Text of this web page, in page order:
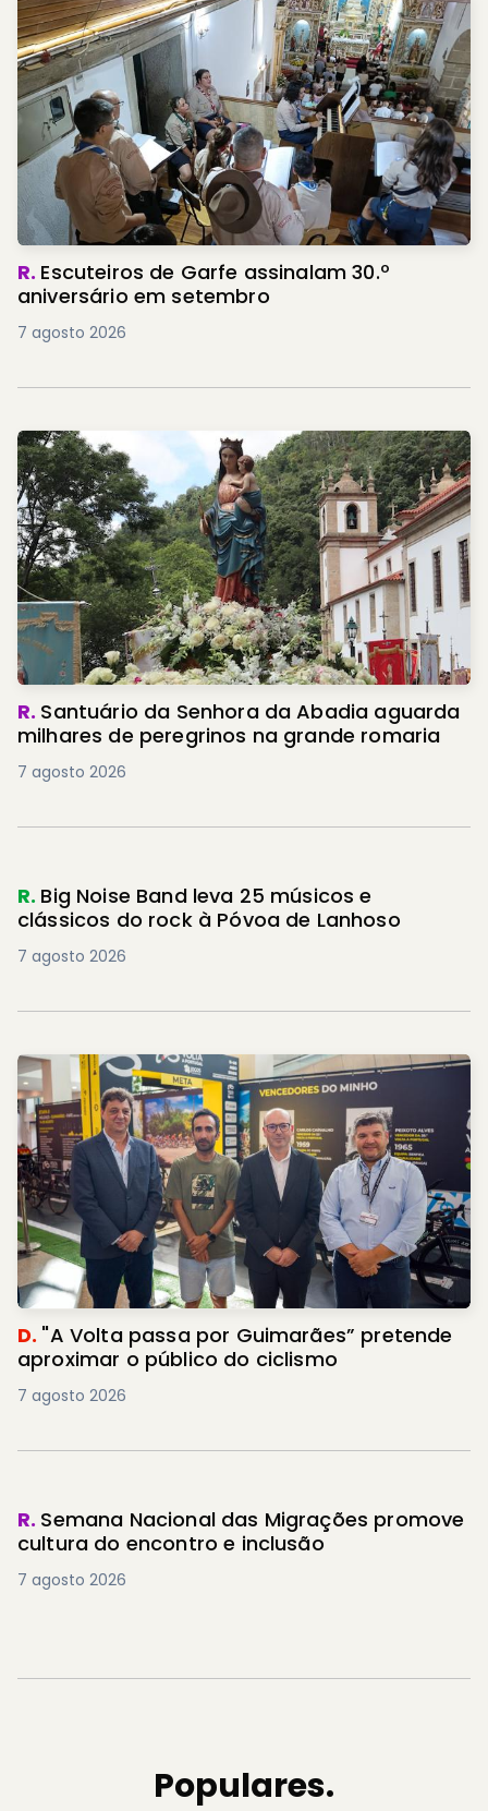
R. Escuteiros de Garfe assinalam 30.º
aniversário em setembro
7 agosto 2026
R. Santuário da Senhora da Abadia aguarda
milhares de peregrinos na grande romaria
7 agosto 2026
R. Big Noise Band leva 25 músicos e
clássicos do rock à Póvoa de Lanhoso
7 agosto 2026
D. "A Volta passa por Guimarães” pretende
aproximar o público do ciclismo
7 agosto 2026
R. Semana Nacional das Migrações promove
cultura do encontro e inclusão
7 agosto 2026
Populares.